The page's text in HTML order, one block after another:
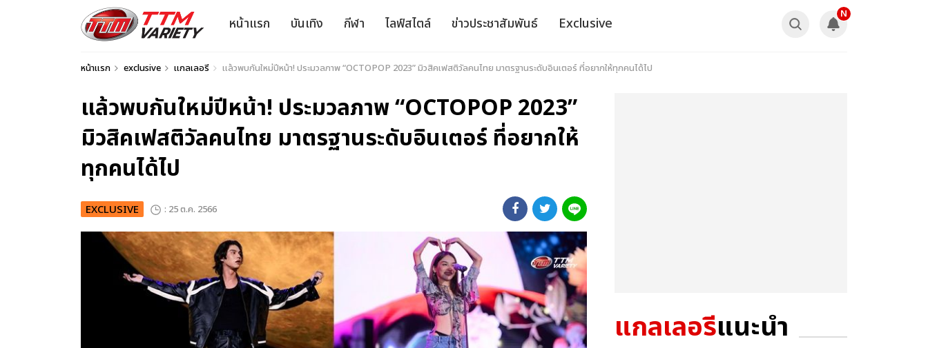
หน้าแรก บันเทิง กีฬา ไลฟ์สไตล์ ข่าวประชาสัมพันธ์ Exclusive
N
หน้าแรก exclusive แกลเลอรี แล้วพบกันใหม่ปีหน้า! ประมวลภาพ “OCTOPOP 2023” มิวสิคเฟสติวัลคนไทย มาตรฐานระดับอินเตอร์ ที่อยากให้ทุกคนได้ไป
แล้วพบกันใหม่ปีหน้า! ประมวลภาพ “OCTOPOP 2023”
มิวสิคเฟสติวัลคนไทย มาตรฐานระดับอินเตอร์ ที่อยากให้
ทุกคนได้ไป
EXCLUSIVE : 25 ต.ค. 2566
แกลเลอรีแนะนำ